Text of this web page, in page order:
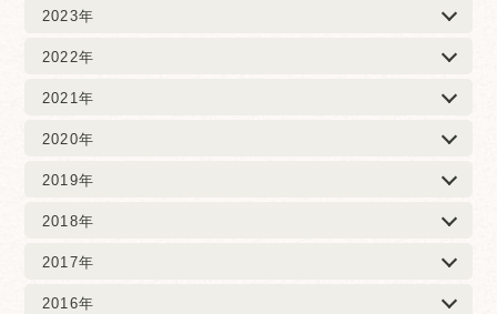
2023年
2022年
2021年
2020年
2019年
2018年
2017年
2016年